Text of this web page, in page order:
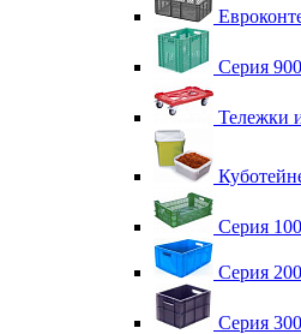
Серия 900
Тележки
Серия 100
Серия 200
Серия 300